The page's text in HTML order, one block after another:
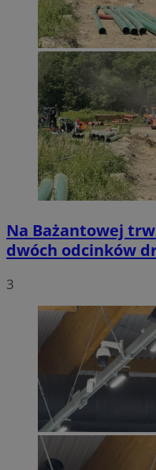
Na Bażantowej
dwóch odcinków
3